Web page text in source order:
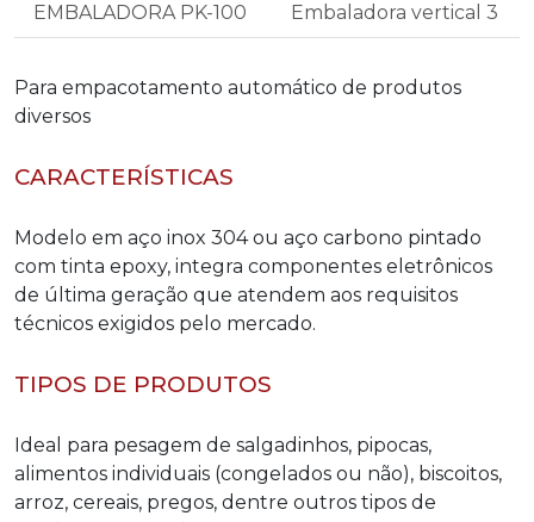
EMBALADORA PK-100
Embaladora vertical 3
Para empacotamento automático de produtos
diversos
CARACTERÍSTICAS
Modelo em aço inox 304 ou aço carbono pintado
com tinta epoxy, integra componentes eletrônicos
de última geração que atendem aos requisitos
técnicos exigidos pelo mercado.
TIPOS DE PRODUTOS
Ideal para pesagem de salgadinhos, pipocas,
alimentos individuais (congelados ou não), biscoitos,
arroz, cereais, pregos, dentre outros tipos de